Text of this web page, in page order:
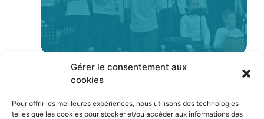
Gérer le consentement aux
cookies
Pour offrir les meilleures expériences, nous utilisons des technologies
telles que les cookies pour stocker et/ou accéder aux informations des